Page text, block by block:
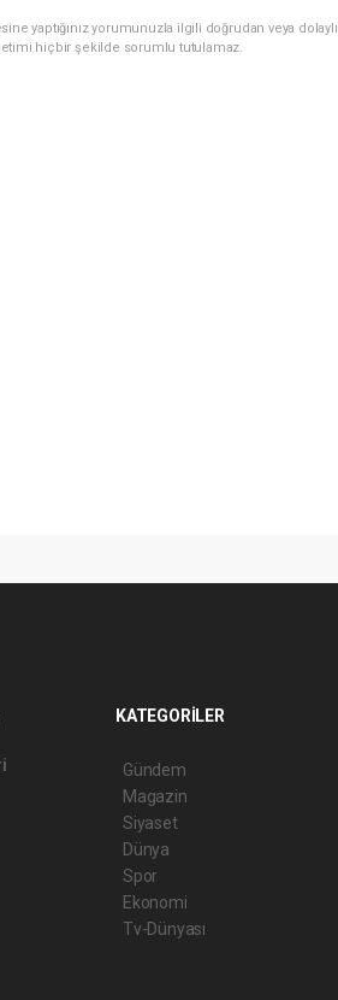
yaptığınız yorumunuzla ilgili doğrudan veya dolaylı
hiçbir şekilde sorumlu tutulamaz.
KATEGORİLER
Gündem
Magazin
Siyaset
Dünya
Spor
Ekonomi
Tv-Dünyası